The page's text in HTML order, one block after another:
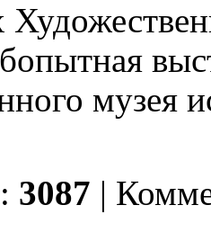
музея
3087 |